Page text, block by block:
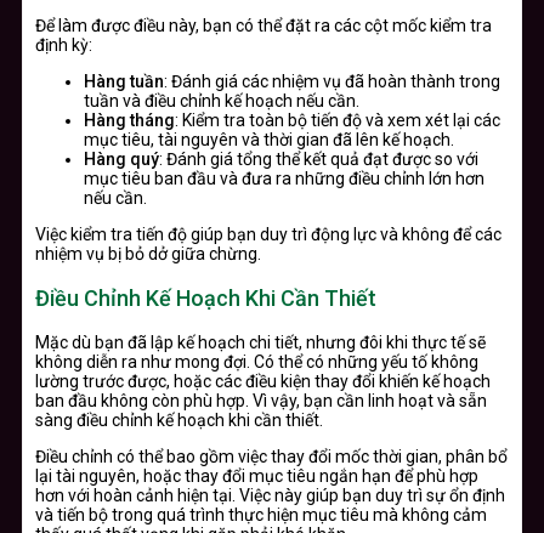
Để làm được điều này, bạn có thể đặt ra các cột mốc kiểm tra
định kỳ:
Hàng tuần: Đánh giá các nhiệm vụ đã hoàn thành trong
tuần và điều chỉnh kế hoạch nếu cần.
Hàng tháng: Kiểm tra toàn bộ tiến độ và xem xét lại các
mục tiêu, tài nguyên và thời gian đã lên kế hoạch.
Hàng quý: Đánh giá tổng thể kết quả đạt được so với
mục tiêu ban đầu và đưa ra những điều chỉnh lớn hơn
nếu cần.
Việc kiểm tra tiến độ giúp bạn duy trì động lực và không để các
nhiệm vụ bị bỏ dở giữa chừng.
Điều Chỉnh Kế Hoạch Khi Cần Thiết
Mặc dù bạn đã lập kế hoạch chi tiết, nhưng đôi khi thực tế sẽ
không diễn ra như mong đợi. Có thể có những yếu tố không
lường trước được, hoặc các điều kiện thay đổi khiến kế hoạch
ban đầu không còn phù hợp. Vì vậy, bạn cần linh hoạt và sẵn
sàng điều chỉnh kế hoạch khi cần thiết.
Điều chỉnh có thể bao gồm việc thay đổi mốc thời gian, phân bổ
lại tài nguyên, hoặc thay đổi mục tiêu ngắn hạn để phù hợp
hơn với hoàn cảnh hiện tại. Việc này giúp bạn duy trì sự ổn định
và tiến bộ trong quá trình thực hiện mục tiêu mà không cảm